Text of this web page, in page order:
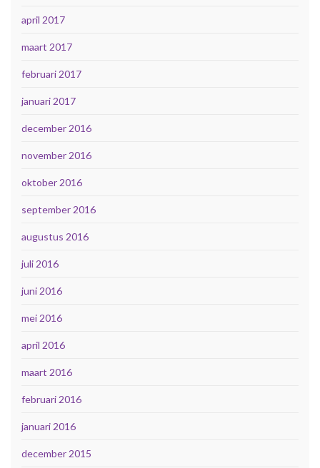
april 2017
maart 2017
februari 2017
januari 2017
december 2016
november 2016
oktober 2016
september 2016
augustus 2016
juli 2016
juni 2016
mei 2016
april 2016
maart 2016
februari 2016
januari 2016
december 2015